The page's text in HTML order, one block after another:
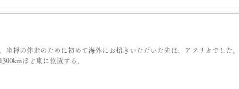
禅の伴走のために初めて海外にお招きいただいた先は、アフリカでした。 行き先
ほど東に位置する、